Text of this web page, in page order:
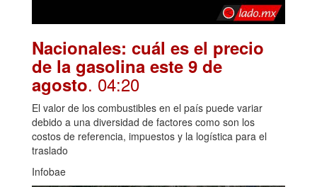
Nacionales: cuál es el precio
de la gasolina este 9 de
agosto. 04:20
El valor de los combustibles en el país puede variar
debido a una diversidad de factores como son los
costos de referencia, impuestos y la logística para el
traslado
Infobae